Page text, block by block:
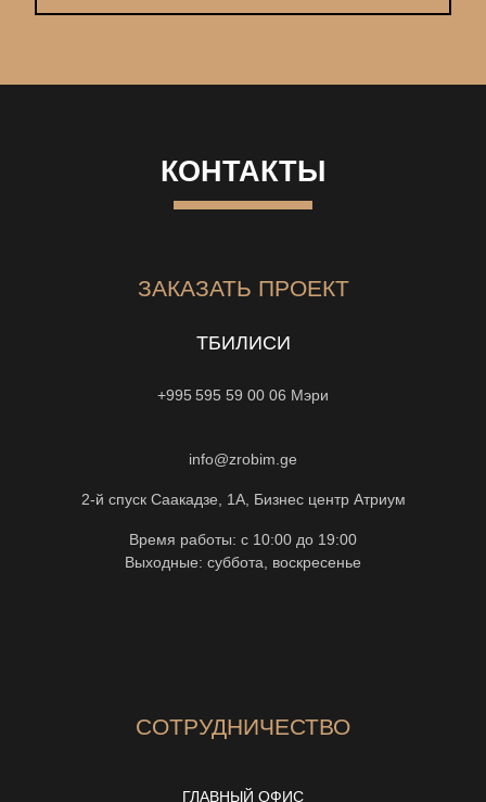
КОНТАКТЫ
ЗАКАЗАТЬ ПРОЕКТ
ТБИЛИСИ
+995 595 59 00 06 Мэри
info@zrobim.ge
2-й спуск Саакадзе, 1А, Бизнес центр Атриум
Время работы: с 10:00 до 19:00
Выходные: суббота, воскресенье
СОТРУДНИЧЕСТВО
ГЛАВНЫЙ ОФИС